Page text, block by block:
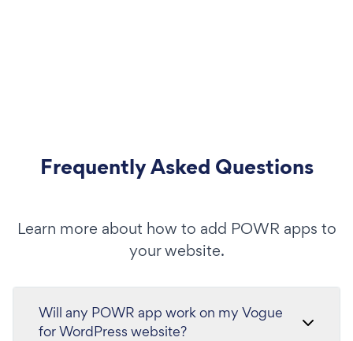
Frequently Asked Questions
Learn more about how to add POWR apps to
your website.
Will any POWR app work on my Vogue
for WordPress website?